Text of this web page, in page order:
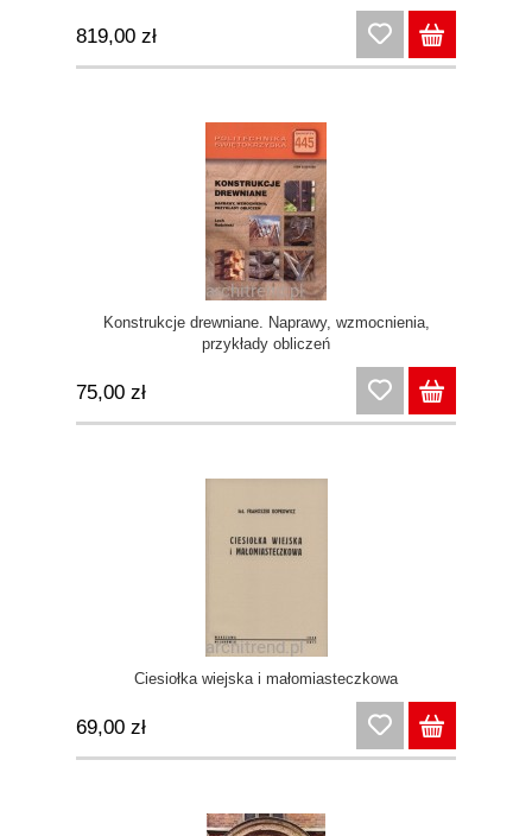
819,00 zł
Konstrukcje drewniane. Naprawy, wzmocnienia,
przykłady obliczeń
75,00 zł
Ciesiołka wiejska i małomiasteczkowa
69,00 zł